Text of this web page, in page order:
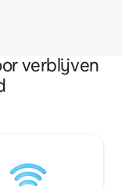
verblijven